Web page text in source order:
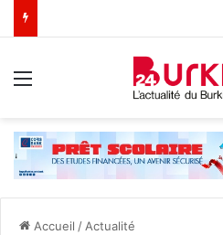
Accueil / Actualité